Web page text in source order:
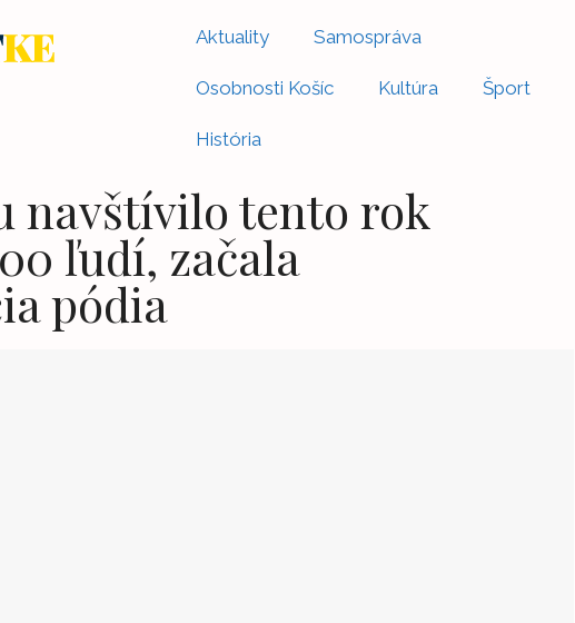
Aktuality Samospráva
Osobnosti Košíc Kultúra Šport
História
navštívilo tento rok
ľudí, začala
pódia